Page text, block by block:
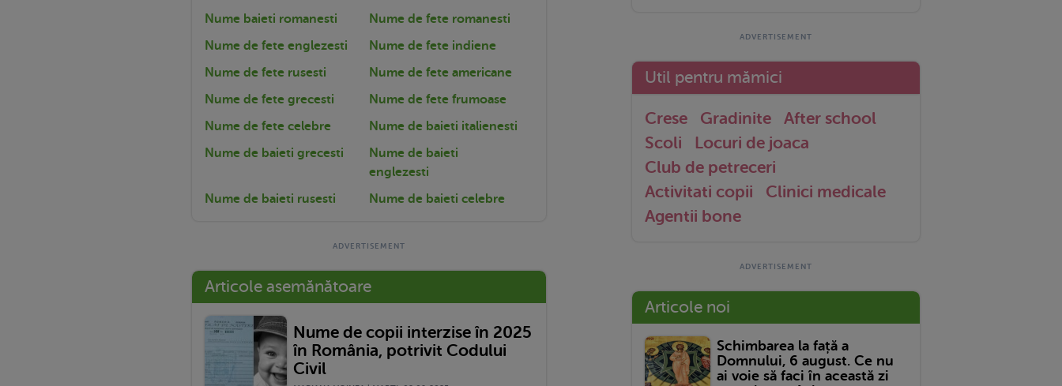
Nume baieti romanesti
Nume de fete romanesti
Nume de fete englezesti
Nume de fete indiene
Nume de fete rusesti
Nume de fete americane
Nume de fete grecesti
Nume de fete frumoase
Nume de fete celebre
Nume de baieti italienesti
Nume de baieti grecesti
Nume de baieti
englezesti
Nume de baieti rusesti
Nume de baieti celebre
Articole asemănătoare
Nume de copii interzise în 2025
în România, potrivit Codului
Civil
Util pentru mămici
Crese Gradinite
After school
Scoli
Locuri de joaca
Club de petreceri
Activitati copii
Clinici medicale
Agentii bone
Articole noi
Schimbarea la față a
Domnului, 6 august. Ce nu
ai voie să faci în această zi